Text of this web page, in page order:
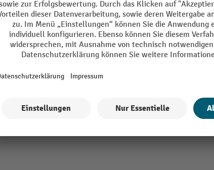
blau Lenkrolle Breite
Alle technische Details anzeigen